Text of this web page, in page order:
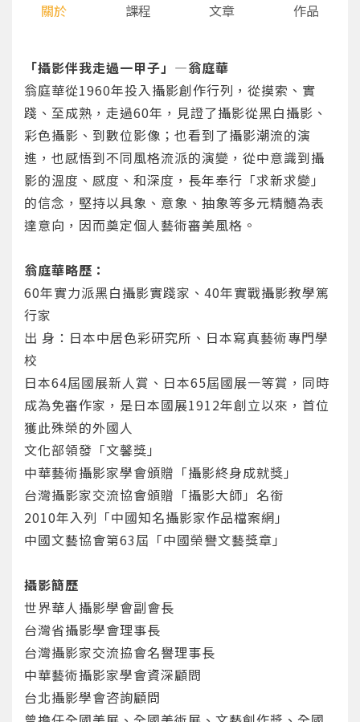
關於 課程 文章 作品
「攝影伴我走過一甲子」—翁庭華
翁庭華從1960年投入攝影創作行列，從摸索、實
踐、至成熟，走過60年，見證了攝影從黑白攝影、
彩色攝影、到數位影像；也看到了攝影潮流的演
進，也感悟到不同風格流派的演變，從中意識到攝
影的溫度、感度、和深度，長年奉行「求新求變」
的信念，堅持以具象、意象、抽象等多元精髓為表
達意向，因而奠定個人藝術審美風格。
翁庭華略歷：
60年實力派黑白攝影實踐家、40年實戰攝影教學篤
行家
出 身：日本中居色彩研究所、日本寫真藝術專門學
校
日本64屆國展新人賞、日本65屆國展一等賞，同時
成為免審作家，是日本國展1912年創立以來，首位
獲此殊榮的外國人
文化部領發「文馨獎」
中華藝術攝影家學會頒贈「攝影終身成就獎」
台灣攝影家交流協會頒贈「攝影大師」名銜
2010年入列「中國知名攝影家作品檔案網」
中國文藝協會第63屆「中國榮譽文藝獎章」
攝影簡歷
世界華人攝影學會副會長
台灣省攝影學會理事長
台灣攝影家交流拹會名譽理事長
中華藝術攝影家學會資深顧問
台北攝影學會咨詢顧問